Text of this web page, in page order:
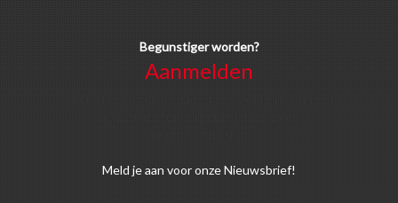
Begunstiger worden?
Aanmelden
Meld je aan voor onze Nieuwsbrief!